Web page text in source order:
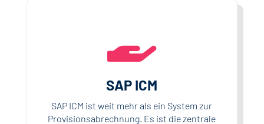

SAP ICM
SAP ICM ist weit mehr als ein System zur
Provisionsabrechnung. Es ist die zentrale